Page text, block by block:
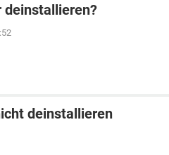
deinstallieren?
deinstallieren